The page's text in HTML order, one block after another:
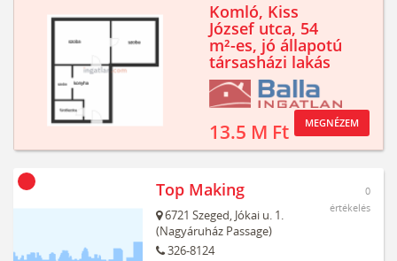
Komló, Kiss
József utca, 54
m²-es, jó állapotú
társasházi lakás
13.5 M Ft MEGNÉZEM
Top Making
6721 Szeged, Jókai u. 1.
(Nagyáruház Passage)
326-8124
0
értékelés